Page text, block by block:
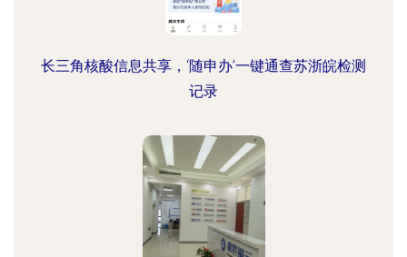
长三角核酸信息共享，‘随申办’一键通查苏浙皖检测
记录